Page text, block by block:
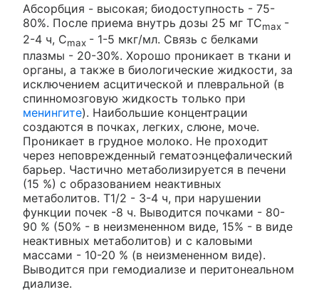
Абсорбция - высокая; биодоступность - 75-
80%. После приема внутрь дозы 25 мг TCmax -
2-4 ч, Cmax - 1-5 мкг/мл. Связь с белками
плазмы - 20-30%. Хорошо проникает в ткани и
органы, а также в биологические жидкости, за
исключением асцитической и плевральной (в
спинномозговую жидкость только при
менингите). Наибольшие концентрации
создаются в почках, легких, слюне, моче.
Проникает в грудное молоко. Не проходит
через неповрежденный гематоэнцефалический
барьер. Частично метаболизируется в печени
(15 %) с образованием неактивных
метаболитов. Т1/2 - 3-4 ч, при нарушении
функции почек -8 ч. Выводится почками - 80-
90 % (50% - в неизмененном виде, 15% - в виде
неактивных метаболитов) и с каловыми
массами - 10-20 % (в неизмененном виде).
Выводится при гемодиализе и перитонеальном
диализе.